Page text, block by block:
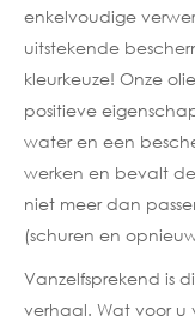
enkelvoudige
uitstekende
kleurkeuze! Onze
positieve
water en een
werken en bevalt
niet meer dan
(schuren en
Vanzelfsprekend is
verhaal. Wat voor u